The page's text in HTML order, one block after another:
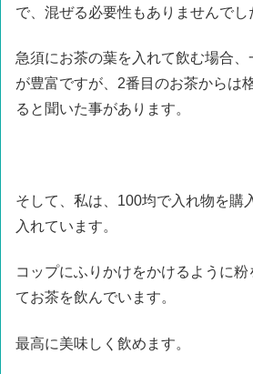
で、混ぜる必要性もありませんでし
急須にお茶の葉を入れて飲む場合
が豊富ですが、2番目のお茶からは
ると聞いた事があります。
そして、私は、100均で入れ物を購
入れています。
コップにふりかけをかけるように
てお茶を飲んでいます。
最高に美味しく飲めます。